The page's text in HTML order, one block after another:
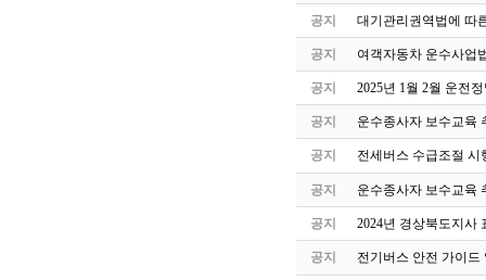
공지 대기관리권역법에 따
공지 여객자동차 운수사업
공지 2025년 1월 2월 운전
공지 운수종사자 보수교육
공지 전세버스 수급조절 시
공지 운수종사자 보수교육
공지 2024년 경상북도지사
공지 전기버스 안전 가이드